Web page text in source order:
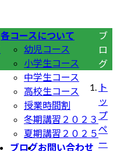
各コースについて
幼児コース
小学生コース
中学生コース
高校生コース
授業時間割
冬期講習２０２３
夏期講習２０２５
ブログお問い合わせ
ブ
ロ
グ
ト
ッ
プ
ペ
ー